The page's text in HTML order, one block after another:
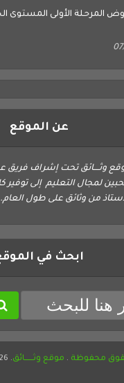
عن الموقع
وثــــائق تحت إشراف
لمجال التعليم إلى توفير
من وثائق على طول العام.
ابحث في
محفوظة . موقع وثــــــائق. Copyright © 2026.